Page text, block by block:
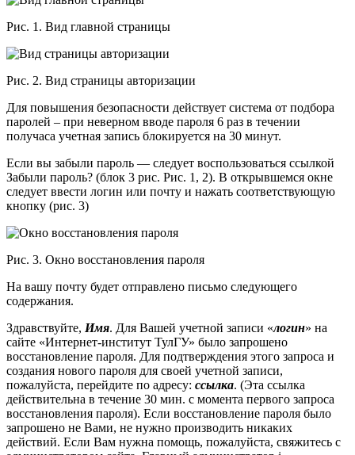
Рис. 1. Вид главной страницы
Рис. 2. Вид страницы авторизации
Для повышения безопасности действует система от подбора
паролей – при неверном вводе пароля 6 раз в течении
получаса учетная запись блокируется на 30 минут.
Если вы забыли пароль — следует воспользоваться ссылкой
Забыли пароль? (блок 3 рис. Рис. 1, 2). В открывшемся окне
следует ввести логин или почту и нажать соответствующую
кнопку (рис. 3)
Рис. 3. Окно восстановления пароля
На вашу почту будет отправлено письмо следующего
содержания.
Здравствуйте, Имя. Для Вашей учетной записи «логин» на
сайте «Интернет-институт ТулГУ» было запрошено
восстановление пароля. Для подтверждения этого запроса и
создания нового пароля для своей учетной записи,
пожалуйста, перейдите по адресу: ссылка. (Эта ссылка
действительна в течение 30 мин. с момента первого запроса
восстановления пароля). Если восстановление пароля было
запрошено не Вами, не нужно производить никаких
действий. Если Вам нужна помощь, пожалуйста, свяжитесь с